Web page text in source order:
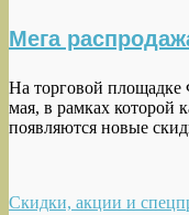
Мега
На торговой
мая, в рамках которой
появляются новые
Скидки, акции и